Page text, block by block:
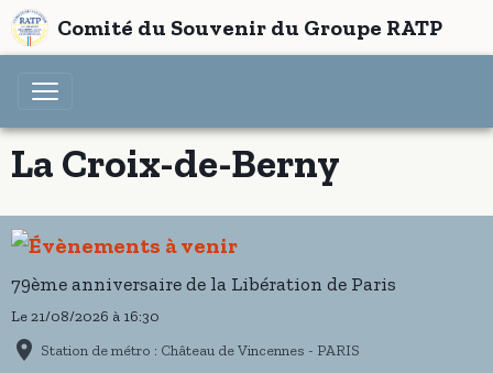
Comité du Souvenir du Groupe RATP
La Croix-de-Berny
79ème anniversaire de la Libération de Paris
Le 21/08/2026 à 16:30
Station de métro : Château de Vincennes - PARIS